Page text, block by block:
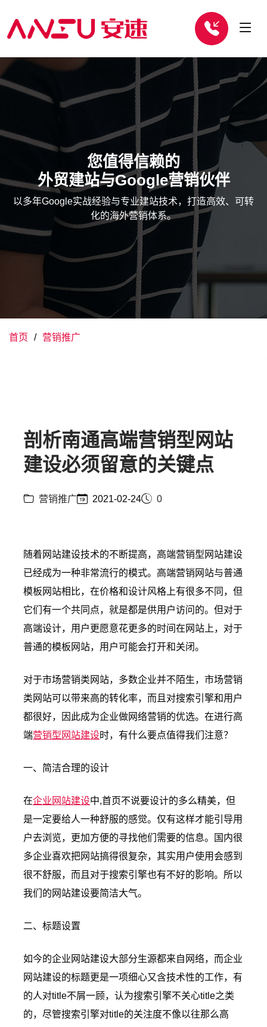
您值得信赖的
外贸建站与Google营销伙伴
以多年Google实战经验与专业建站技术，打造高效、可转
化的海外营销体系。
首页 营销推广
剖析南通高端营销型网站
建设必须留意的关键点
营销推广 2021-02-24 0
随着网站建设技术的不断提高，高端营销型网站建设
已经成为一种非常流行的模式。高端营销网站与普通
模板网站相比，在价格和设计风格上有很多不同，但
它们有一个共同点，就是都是供用户访问的。但对于
高端设计，用户更愿意花更多的时间在网站上，对于
普通的模板网站，用户可能会打开和关闭。
对于市场营销类网站，多数企业并不陌生，市场营销
类网站可以带来高的转化率，而且对搜索引擎和用户
都很好，因此成为企业做网络营销的优选。在进行高
端营销型网站建设时，有什么要点值得我们注意？
一、简洁合理的设计
在企业网站建设中,首页不说要设计的多么精美，但
是一定要给人一种舒服的感觉。仅有这样才能引导用
户去浏览，更加方便的寻找他们需要的信息。国内很
多企业喜欢把网站搞得很复杂，其实用户使用会感到
很不舒服，而且对于搜索引擎也有不好的影响。所以
我们的网站建设要简洁大气。
二、标题设置
如今的企业网站建设大部分生源都来自网络，而企业
网站建设的标题更是一项细心又含技术性的工作，有
的人对title不屑一顾，认为搜索引擎不关心title之类
的，尽管搜索引擎对title的关注度不像以往那么高